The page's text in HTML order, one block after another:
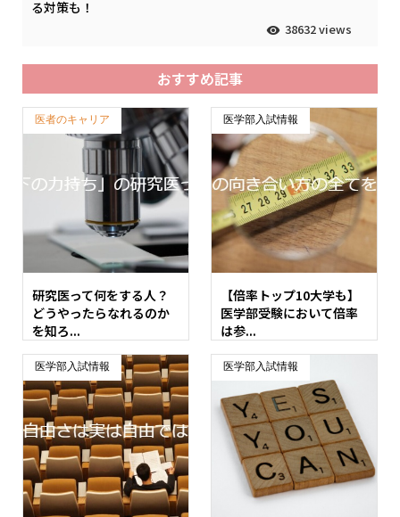
る対策も！
38632 views
おすすめ記事
医者のキャリア
研究医って何をする人？
どうやったらなれるのか
を知ろ...
医学部入試情報
【倍率トップ10大学も】
医学部受験において倍率
は参...
医学部入試情報 医学部入試情報